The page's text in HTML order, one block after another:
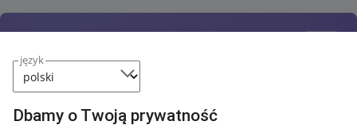
język
Dbamy o Twoją prywatność